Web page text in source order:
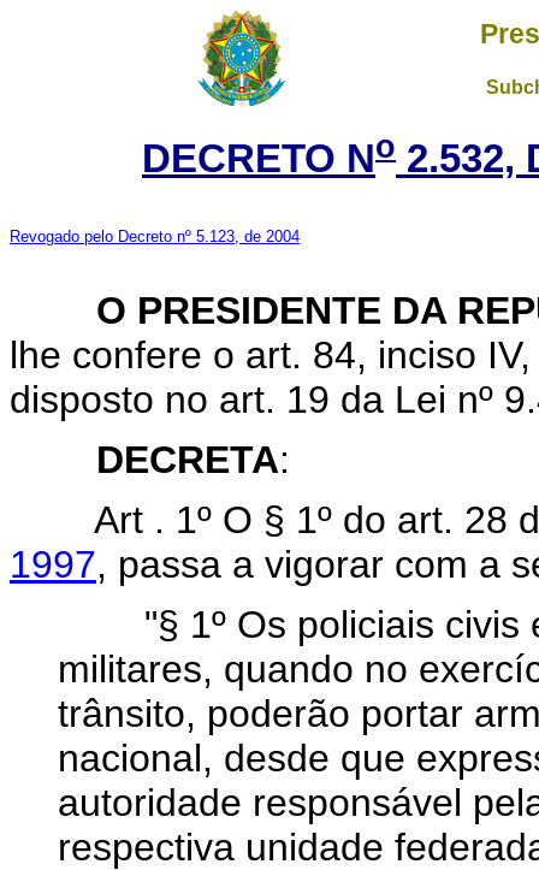
DECRETO No 2.532,
Revogado pelo Decreto nº 5.123, de 2004
O PRESIDENTE DA
lhe confere o art. 84, inciso
disposto no art. 19 da Lei nº
DECRETA:
Art . 1º O § 1º do art. 28
1997, passa a vigorar com a
"§ 1º Os policiais civis
militares, quando no
trânsito, poderão portar
nacional, desde que
autoridade responsável
respectiva unidade